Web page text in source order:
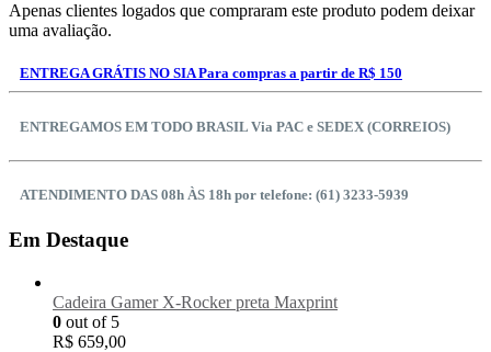
Apenas clientes logados que compraram este produto podem deixar
uma avaliação.
ENTREGA GRÁTIS NO SIA Para compras a partir de R$ 150
ENTREGAMOS EM TODO BRASIL Via PAC e SEDEX (CORREIOS)
ATENDIMENTO DAS 08h ÀS 18h por telefone: (61) 3233-5939
Em Destaque
Cadeira Gamer X-Rocker preta Maxprint
0 out of 5
R$ 659,00